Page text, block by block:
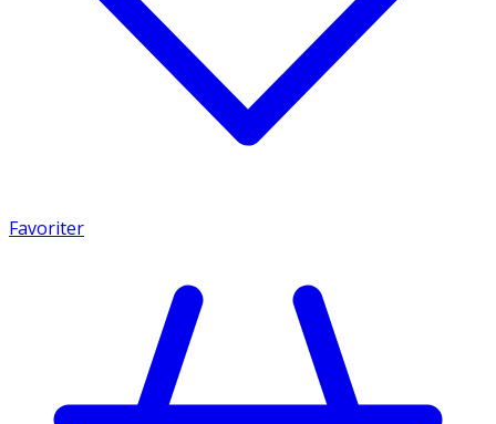
Favoriter